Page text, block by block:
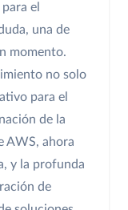
el
una de
momento.
no solo
para el
de la
AWS, ahora
y la profunda
de